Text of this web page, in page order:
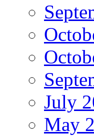
July
May